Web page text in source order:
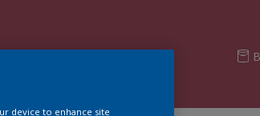
device to enhance site